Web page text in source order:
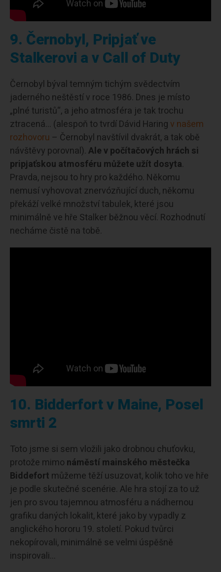
9. Černobyl, Pripjať ve
Stalkerovi a v Call of Duty
Černobyl býval temným tichým svědectvím
jaderného neštěstí v roce 1986. Dnes je místo
„plné turistů“, a jeho atmosféra je tak trochu
ztracená… (alespoň to tvrdí Dávid Haringv našem
rozhovoru – Černobyl navštívil dvakrát, a tak obě
návštěvy porovnal). Ale v počítačových hrách si
pripjaťskou atmosféru můžete užít dosyta.
Pravda, nejsou to hry pro každého. Někomu
nemusí vyhovovat znervózňující duch, někomu
překáží velké množství tabulek, které jsou
minimálně ve hře Stalker běžnou věcí. Rozhodnutí
necháme čistě na tobě.
10. Bidderfort v Maine, Posel
smrti 2
Toto jsme si sem vložili jako drobnou chuťovku,
protože mimo náměstí mainského městečka
Biddefort můžeme těží usuzovat, kolik toho ve hře
je podle skutečné scenérie. Ale hra stojí za to už
jen pro svou tajemnou atmosféru a nádhernou
grafiku daných lokalit, které jako by vypadly z
anglického hororu 19. století. Pokud tvůrci
nekopírovali, minimálně se velmi úspěšně
inspirovali…